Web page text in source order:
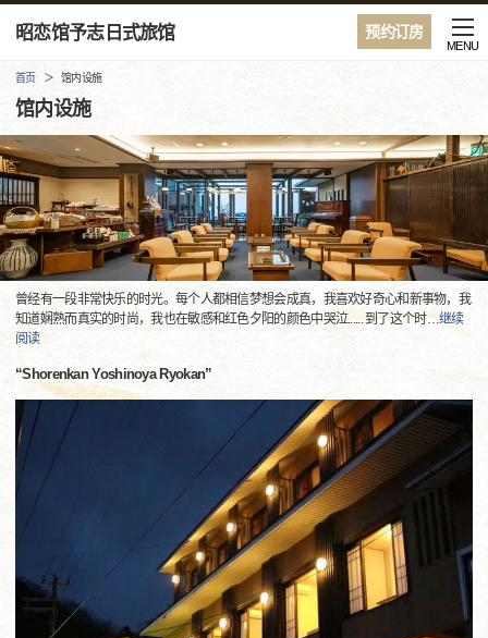
预约订房
昭恋馆予志日式旅馆
MENU
首页 馆内设施
馆内设施
曾经有一段非常快乐的时光。每个人都相信梦想会成真，我喜欢好奇心和新事物，我
知道娴熟而真实的时尚，我也在敏感和红色夕阳的颜色中哭泣...... 到了这个时…继续
阅读
“Shorenkan Yoshinoya Ryokan”